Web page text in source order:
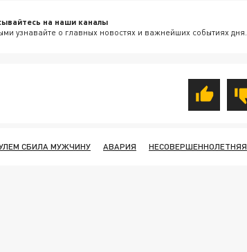
на наши каналы
узнавайте о главных новостях и важнейших событиях дня.
СБИЛА МУЖЧИНУ АВАРИЯ НЕСОВЕРШЕННОЛЕТНЯЯ